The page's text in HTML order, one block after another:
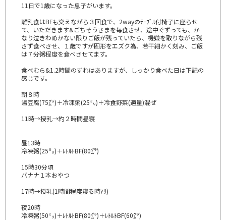
11日で1歳になった息子がいます。
離乳食はBFも交えながら３回食で、2wayのﾃｰﾌﾞﾙ付椅子に座らせ
て、いただきます&ごちそうさまを毎食させ、途中ぐずっても、か
なり泣きわめかない限りご飯が残っていたら、機嫌を取りながら残
さず食べさせ、１歳ですが固形をエズク為、若干細かく刻み、ご飯
は７分粥程度を食べさせてます。
食べむら&1.2時間のずれはありますが、しっかり食べた日は下記の
感じです。
朝８時
湯豆腐(75㌘)＋冷凍粥(25㍉)＋冷食野菜(適量)混ぜ
11時→授乳→約２時間昼寝
昼13時
冷凍粥(25㍉)＋ﾚﾄﾙﾄBF(80㌘)
15時30分頃
バナナ１本おやつ
17時→授乳(1時間程度寝る時ｱﾘ)
夜20時
冷凍粥(50㍉)＋ﾚﾄﾙﾄBF(80㌘)＋ﾚﾄﾙﾄBF(60㌘)